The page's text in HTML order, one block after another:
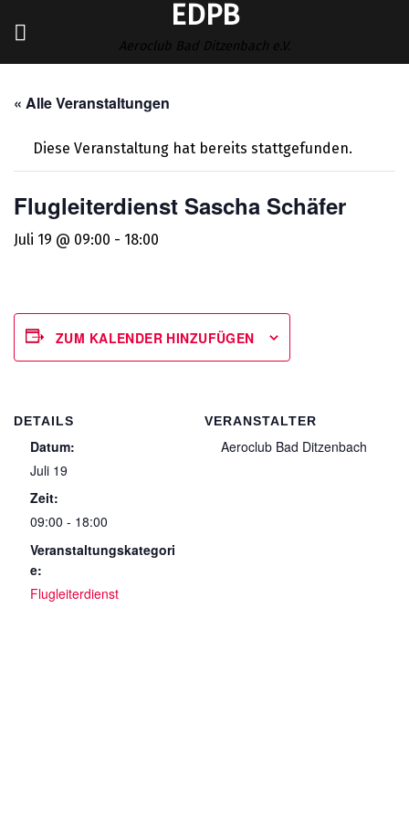
EDPB
Aeroclub Bad Ditzenbach e.V.
« Alle Veranstaltungen
Diese Veranstaltung hat bereits stattgefunden.
Flugleiterdienst Sascha Schäfer
Juli 19 @ 09:00 - 18:00
ZUM KALENDER HINZUFÜGEN
DETAILS
Datum:
Juli 19
Zeit:
09:00 - 18:00
Veranstaltungskategori
e:
Flugleiterdienst
VERANSTALTER
Aeroclub Bad Ditzenbach